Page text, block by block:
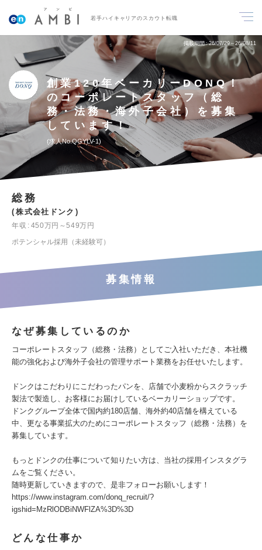
若手ハイキャリアのスカウト転職
掲載期間 26/07/29～26/08/11
創業120年ベーカリーDONQ！
のコーポレートスタッフ（総
務・法務・海外子会社）を募集
しています！
求人No.QGYLV-1
総務
株式会社ドンク
年収
450万円～549万円
ポテンシャル採用（未経験可）
募集情報
なぜ募集しているのか
コーポレートスタッフ（総務・法務）としてご入社いただき、本社機
能の強化および海外子会社の管理サポート業務をお任せいたします。
ドンクはこだわりにこだわったパンを、店舗で小麦粉からスクラッチ
製法で製造し、お客様にお届けしているベーカリーショップです。
ドンクグループ全体で国内約180店舗、海外約40店舗を構えている
中、更なる事業拡大のためにコーポレートスタッフ（総務・法務）を
募集しています。
もっとドンクの仕事について知りたい方は、当社の採用インスタグラ
ムをご覧ください。
随時更新していきますので、是非フォローお願いします！
https://www.instagram.com/donq_recruit/?
igshid=MzRlODBiNWFlZA%3D%3D
どんな仕事か